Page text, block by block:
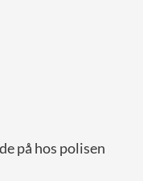
på hos polisen